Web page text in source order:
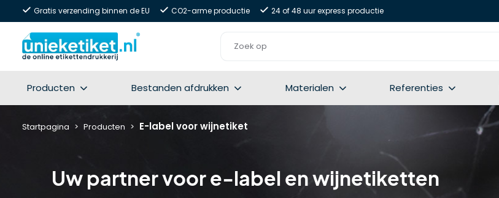
Gratis verzending binnen de EU CO2-arme productie 24 of 48 uur express productie
Producten Bestanden afdrukken Materialen Referenties
Startpagina Producten E-label voor wijnetiket
Uw partner voor e-label en wijnetiketten